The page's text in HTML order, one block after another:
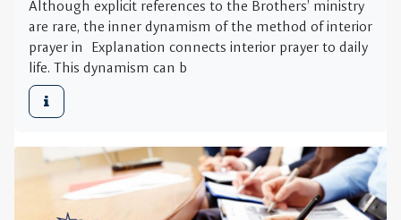
Breaking Bread with others in a New Way